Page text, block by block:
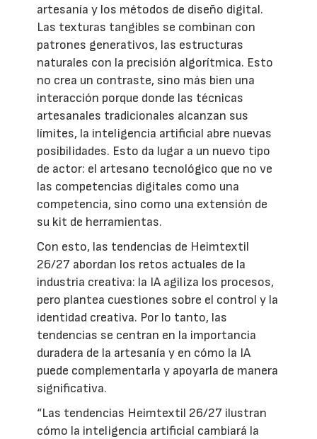
artesanía y los métodos de diseño digital.
Las texturas tangibles se combinan con
patrones generativos, las estructuras
naturales con la precisión algorítmica. Esto
no crea un contraste, sino más bien una
interacción porque donde las técnicas
artesanales tradicionales alcanzan sus
límites, la inteligencia artificial abre nuevas
posibilidades. Esto da lugar a un nuevo tipo
de actor: el artesano tecnológico que no ve
las competencias digitales como una
competencia, sino como una extensión de
su kit de herramientas.
Con esto, las tendencias de Heimtextil
26/27 abordan los retos actuales de la
industria creativa: la IA agiliza los procesos,
pero plantea cuestiones sobre el control y la
identidad creativa. Por lo tanto, las
tendencias se centran en la importancia
duradera de la artesanía y en cómo la IA
puede complementarla y apoyarla de manera
significativa.
“Las tendencias Heimtextil 26/27 ilustran
cómo la inteligencia artificial cambiará la